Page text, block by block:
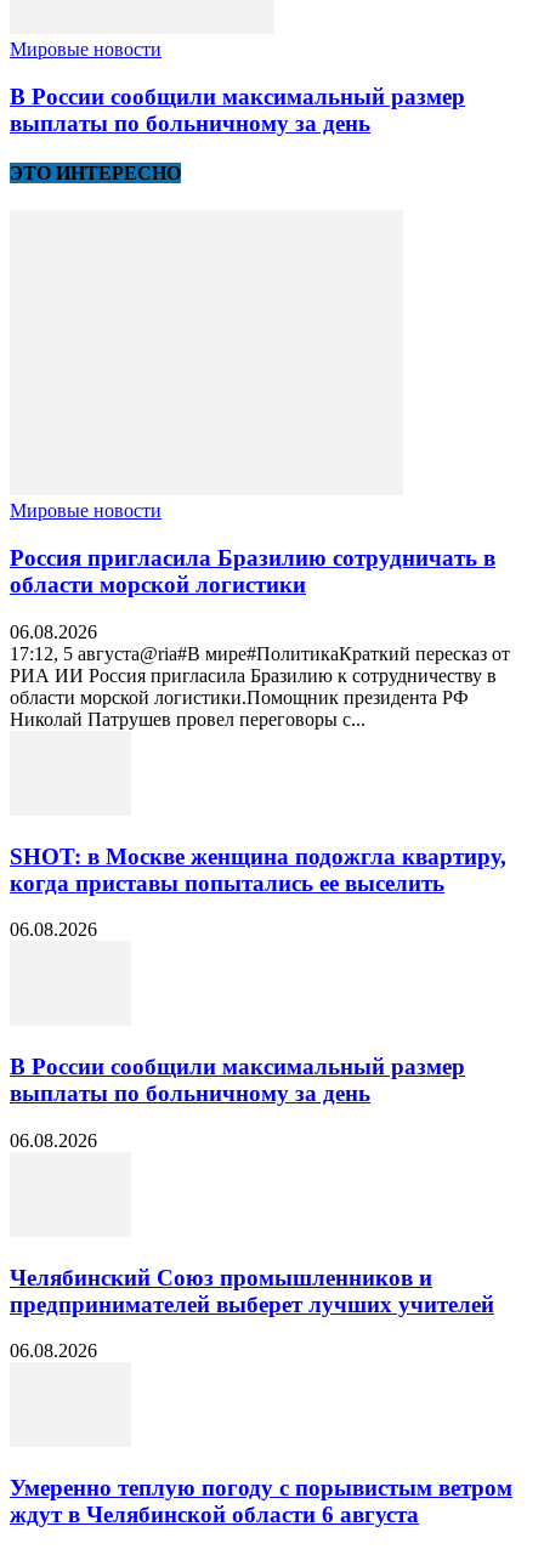
Мировые новости
В России сообщили максимальный размер
выплаты по больничному за день
ЭТО ИНТЕРЕСНО
Мировые новости
Россия пригласила Бразилию сотрудничать в
области морской логистики
06.08.2026
17:12, 5 августа@ria#В мире#ПолитикаКраткий пересказ от
РИА ИИ Россия пригласила Бразилию к сотрудничеству в
области морской логистики.Помощник президента РФ
Николай Патрушев провел переговоры с...
SHOT: в Москве женщина подожгла квартиру,
когда приставы попытались ее выселить
06.08.2026
В России сообщили максимальный размер
выплаты по больничному за день
06.08.2026
Челябинский Союз промышленников и
предпринимателей выберет лучших учителей
06.08.2026
Умеренно теплую погоду с порывистым ветром
ждут в Челябинской области 6 августа